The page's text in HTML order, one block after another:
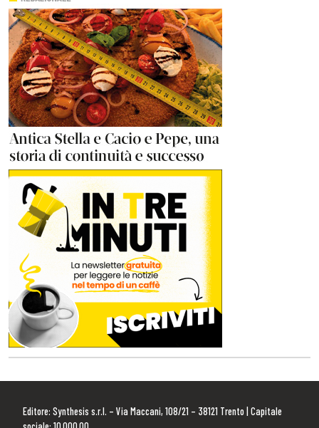
Editore: Synthesis s.r.l. – Via Maccani, 108/21 – 38121 Trento | Capitale